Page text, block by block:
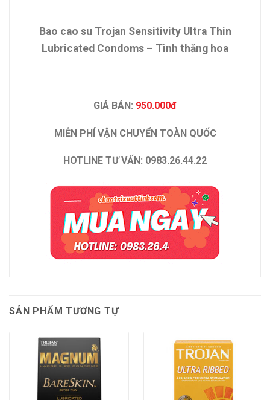
Bao cao su Trojan Sensitivity Ultra Thin
Lubricated Condoms – Tình thăng hoa
GIÁ BÁN: 950.000đ
MIỄN PHÍ VẬN CHUYỂN TOÀN QUỐC
HOTLINE TƯ VẤN: 0983.26.44.22
SẢN PHẨM TƯƠNG TỰ